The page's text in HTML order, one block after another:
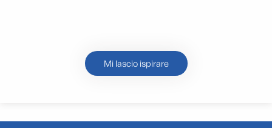
Mi lascio ispirare